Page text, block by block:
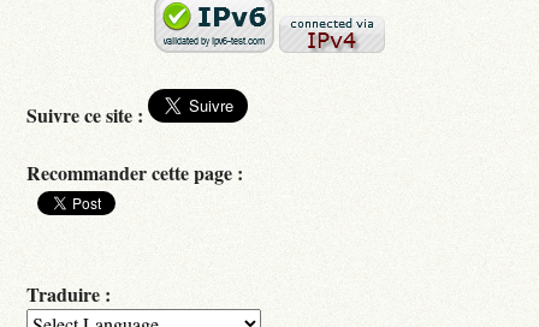
Suivre ce site :
Recommander cette page :
Traduire :